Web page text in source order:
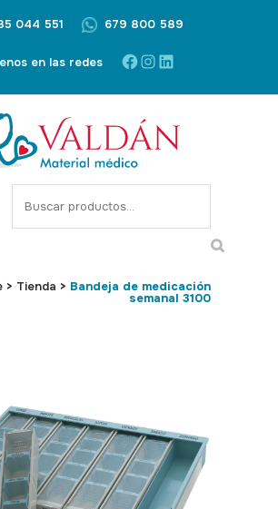
044 551 679 800 589
en las redes Facebook
Instagram
LinkedIn
S
e
c
> Tienda > Bandeja de medicación
semanal 3100